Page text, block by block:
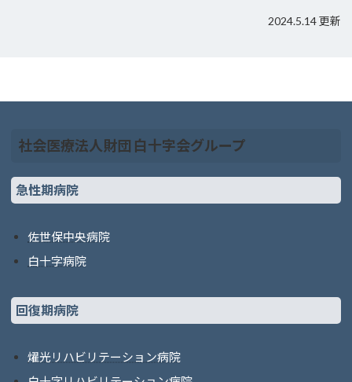
2024.5.14 更新
社会医療法人財団 白十字会グループ
急性期病院
佐世保中央病院
白十字病院
回復期病院
燿光リハビリテーション病院